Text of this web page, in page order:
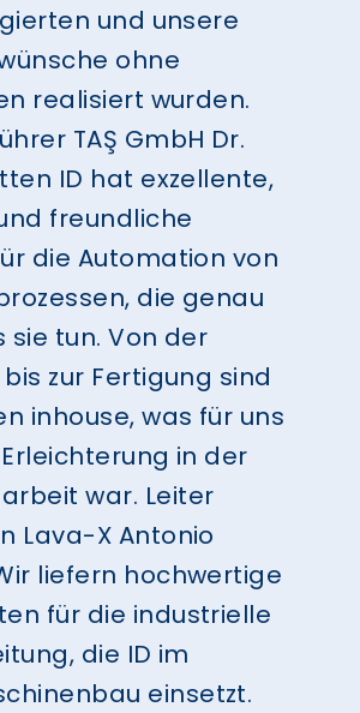
und unsere
ohne
realisiert wurden.
TAŞ GmbH Dr.
ID hat exzellente,
freundliche
die Automation von
die genau
sie tun. Von der
zur Fertigung sind
inhouse, was für uns
in der
war. Leiter
Lava-X Antonio
liefern hochwertige
für die industrielle
die ID im
einsetzt.